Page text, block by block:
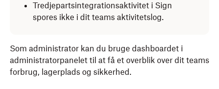
Tredjepartsintegrationsaktivitet i Sign
spores ikke i dit teams aktivitetslog.
Som administrator kan du bruge dashboardet i
administratorpanelet til at få et overblik over dit teams
forbrug, lagerplads og sikkerhed.